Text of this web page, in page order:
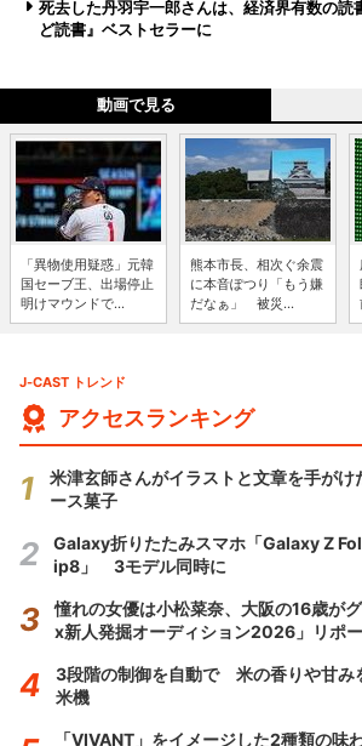
死去した丹羽宇一郎さんは、経済界有数の
ど読書』ベストセラーに
動画で見る
「異物使用疑惑」元韓
国セーブ王、出場停止
明けマウンドで...
熊本市長、相次ぐ余震
に本音ぽつり「もう嫌
だなぁ」 被災...
J-CAST トレンド
アクセスランキング
米津玄師さんがイラストと文章を手がけ
ース菓子
Galaxy折りたたみスマホ「Galaxy Z
ip8」 3モデル同時に
憧れの女優は小松菜奈、大阪の16歳
x新人発掘オーディション2026」リポ
3段階の制御を自動で 米の香りや甘み
米機
「VIVANT」をイメージした2種類の